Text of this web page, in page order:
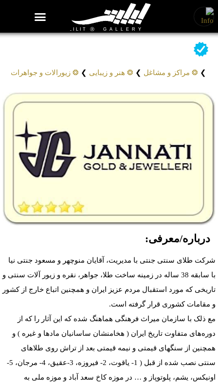
❯ ❂ مراکز و مشاغل ❯ ❂ هنر و زیبایی ❯ ❂ زیورالات و جواهرات
درباره/معرفی:
شرکت طلای سنتی جنتی با مدیریت، آقایان منوچهر و مسعود جنتی نیا
با سابقه 38 ساله در زمینه ساخت طلا، جواهر، نقره و زیور آلات سنتی و
تاریخی که مورد استقبال مردم عزیز ایران و همچنین اتباع خارج از کشور
و مقامات کشوری قرار گرفته است.
مع ذلک با سازمان میراث فرهنگی هماهنگ شده که این آثار را که از
دوره‌های متفاوت تاریخ ایران ( هخامنشان ساسانیان مادها و غیره ) و
همچنین از سنگهای قیمتی و نیمه قیمتی بعد از تراش روی طلا‌های
سنتی نصب شده از قبل ( 1- یاقوت، 2- فیروزه، 3-عقیق، 4- مرجان، 5-
اونیکس، یشم، پلوتوپاز و … در موزه کاخ سعد آباد و موزه ملی به